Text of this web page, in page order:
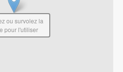
ou survolez la
pour l'utiliser